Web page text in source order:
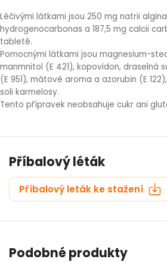
Léčivými látkami jsou 250 mg natrii
hydrogenocarbonas a 187,5 mg calcii
tabletě.
Pomocnými látkami jsou magnesium-
manmnitol (E 421), kopovidon, draselná
(E 951), mátové aroma a azorubin (E
soli karmelosy.
Tento přípravek neobsahuje cukr ani
Příbalový léták
Příbalový leták ke stažení
Podobné produkty